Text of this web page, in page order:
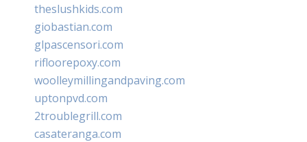
theslushkids.com
giobastian.com
glpascensori.com
rifloorepoxy.com
woolleymillingandpaving.com
uptonpvd.com
2troublegrill.com
casateranga.com